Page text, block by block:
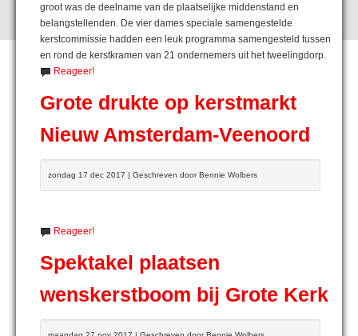
groot was de deelname van de plaatselijke middenstand en
belangstellenden. De vier dames speciale samengestelde
kerstcommissie hadden een leuk programma samengesteld tussen
en rond de kerstkramen van 21 ondernemers uit het tweelingdorp.
Reageer!
Grote drukte op kerstmarkt
Nieuw Amsterdam-Veenoord
zondag 17 dec 2017 | Geschreven door Bennie Wolbers
Reageer!
Spektakel plaatsen
wenskerstboom bij Grote Kerk